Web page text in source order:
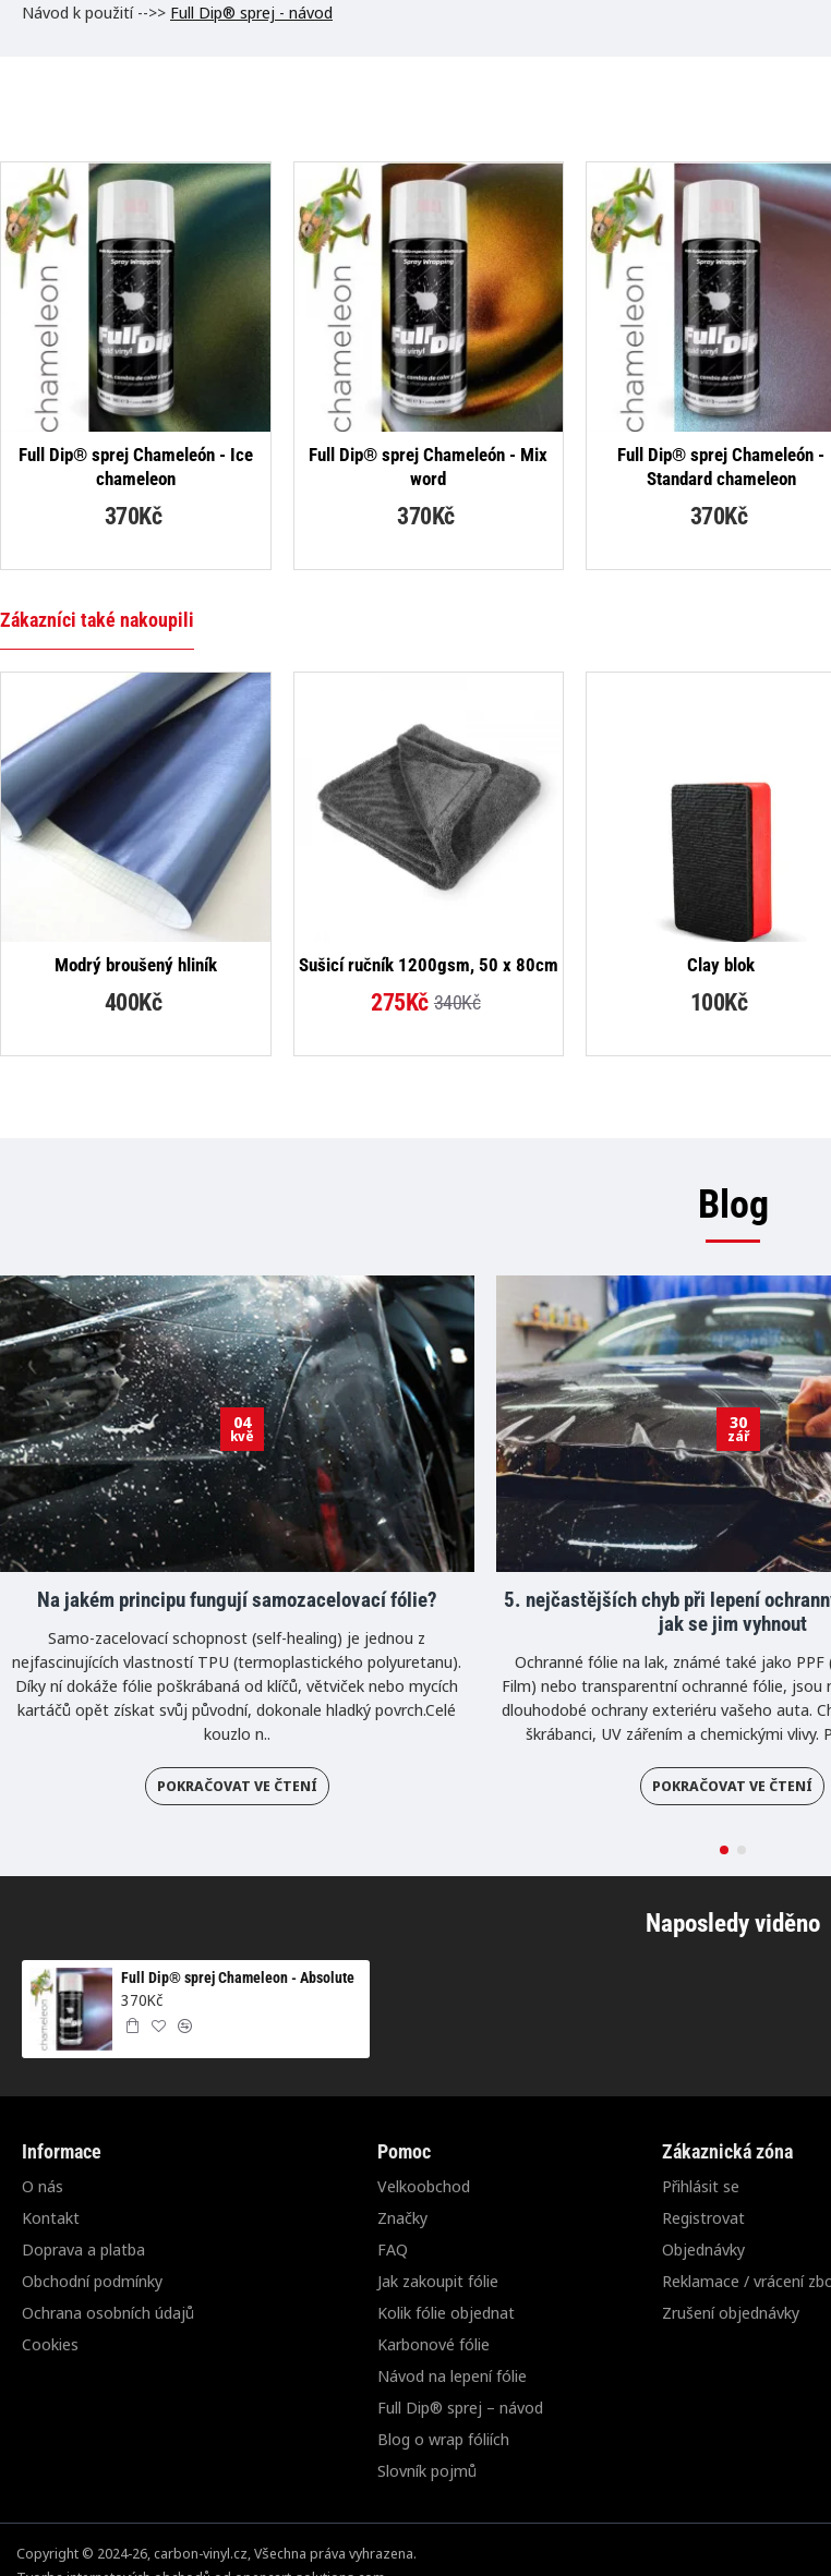
Návod k použití -->> Full Dip® sprej - návod
Full Dip® sprej Chameleón - Ice
chameleon
370Kč
Full Dip® sprej Chameleón - Mix
word
370Kč
Full Dip® sprej Chameleón -
Standard chameleon
370Kč
Zákazníci také nakoupili
Modrý broušený hliník
400Kč
-19%
Sušicí ručník 1200gsm, 50 x 80cm
275Kč 340Kč
Clay blok
100Kč
Blog
04
kvě
Na jakém principu fungují samozacelovací fólie?
Samo-zacelovací schopnost (self-healing) je jednou z
nejfascinujících vlastností TPU (termoplastického polyuretanu).
Díky ní dokáže fólie poškrábaná od klíčů, větviček nebo mycích
kartáčů opět získat svůj původní, dokonale hladký povrch.Celé
kouzlo n..
POKRAČOVAT VE ČTENÍ
30
zář
5. nejčastějších chyb při lepení
jak se jim vyhnout
Ochranné fólie na lak, známé také jako
Film) nebo transparentní ochranné fólie, jsou
dlouhodobé ochrany exteriéru vašeho auta.
škrábanci, UV zářením a chemickými vlivy.
POKRAČOVAT VE ČTENÍ
Naposledy viděno
Full Dip® sprej Chameleon - Absolute
370Kč
Informace
O nás
Kontakt
Doprava a platba
Obchodní podmínky
Ochrana osobních údajů
Cookies
Pomoc
Velkoobchod
Značky
FAQ
Jak zakoupit fólie
Kolik fólie objednat
Karbonové fólie
Návod na lepení fólie
Full Dip® sprej – návod
Blog o wrap fóliích
Slovník pojmů
Zákaznická zóna
Přihlásit se
Registrovat
Objednávky
Reklamace / vrácení
Zrušení objednávky
Copyright © 2024-26, carbon-vinyl.cz, Všechna práva vyhrazena.